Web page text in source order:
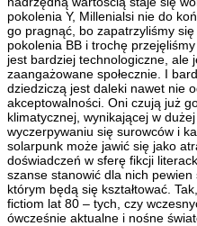
pokolenia Y, Millenialsi nie do
go pragnąć, bo zapatrzyliśmy
pokolenia BB i trochę
jest bardziej technologiczne, ale
zaangażowane społecznie. I
dziedziczą jest daleki nawet nie
akceptowalności. Oni czują już
klimatycznej, wynikającej w
wyczerpywaniu się surowców i
solarpunk może jawić się jako
doświadczeń w sferę fikcji
szanse stanowić dla nich
którym będą się kształtować.
fictiom lat 80 – tych, czy
ówcześnie aktualne i nośne